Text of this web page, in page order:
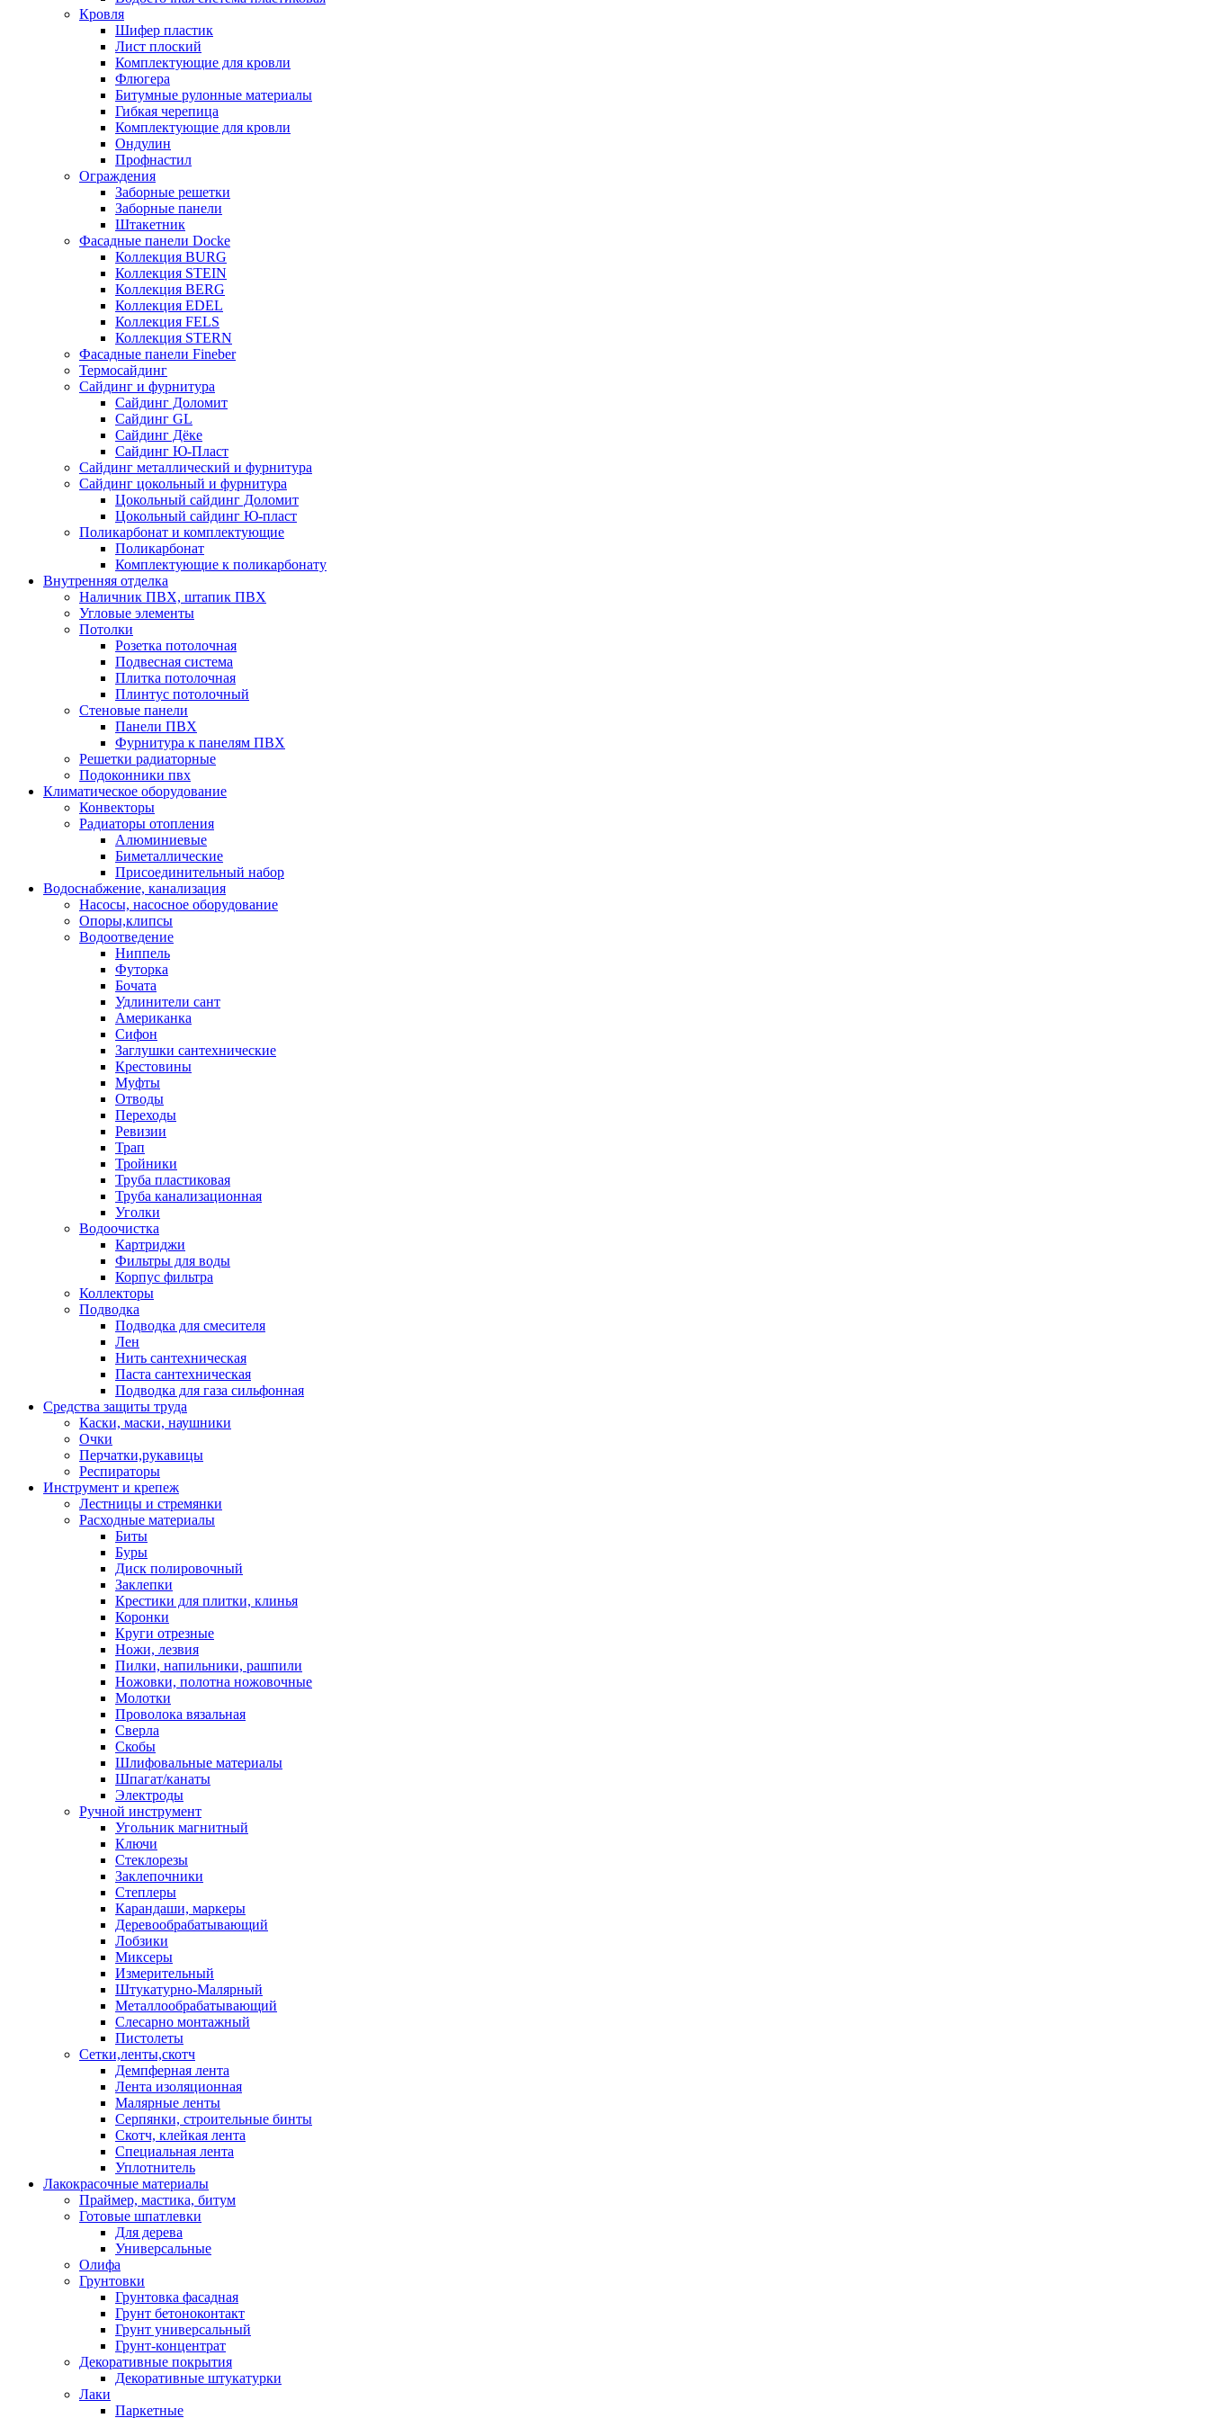
Кровля
Шифер пластик
Лист плоский
Комплектующие для кровли
Флюгера
Битумные рулонные материалы
Гибкая черепица
Комплектующие для кровли
Ондулин
Профнастил
Ограждения
Заборные решетки
Заборные панели
Штакетник
Фасадные панели Docke
Коллекция BURG
Коллекция STEIN
Коллекция BERG
Коллекция EDEL
Коллекция FELS
Коллекция STERN
Фасадные панели Fineber
Термосайдинг
Сайдинг и фурнитура
Сайдинг Доломит
Сайдинг GL
Сайдинг Дёке
Сайдинг Ю-Пласт
Сайдинг металлический и фурнитура
Сайдинг цокольный и фурнитура
Цокольный сайдинг Доломит
Цокольный сайдинг Ю-пласт
Поликарбонат и комплектующие
Поликарбонат
Комплектующие к поликарбонату
Внутренняя отделка
Наличник ПВХ, штапик ПВХ
Угловые элементы
Потолки
Розетка потолочная
Подвесная система
Плитка потолочная
Плинтус потолочный
Стеновые панели
Панели ПВХ
Фурнитура к панелям ПВХ
Решетки радиаторные
Подоконники пвх
Климатическое оборудование
Конвекторы
Радиаторы отопления
Алюминиевые
Биметаллические
Присоединительный набор
Водоснабжение, канализация
Насосы, насосное оборудование
Опоры,клипсы
Водоотведение
Ниппель
Футорка
Бочата
Удлинители сант
Американка
Сифон
Заглушки сантехнические
Крестовины
Муфты
Отводы
Переходы
Ревизии
Трап
Тройники
Труба пластиковая
Труба канализационная
Уголки
Водоочистка
Картриджи
Фильтры для воды
Корпус фильтра
Коллекторы
Подводка
Подводка для смесителя
Лен
Нить сантехническая
Паста сантехническая
Подводка для газа сильфонная
Средства защиты труда
Каски, маски, наушники
Очки
Перчатки,рукавицы
Респираторы
Инструмент и крепеж
Лестницы и стремянки
Расходные материалы
Биты
Буры
Диск полировочный
Заклепки
Крестики для плитки, клинья
Коронки
Круги отрезные
Ножи, лезвия
Пилки, напильники, рашпили
Ножовки, полотна ножовочные
Молотки
Проволока вязальная
Сверла
Скобы
Шлифовальные материалы
Шпагат/канаты
Электроды
Ручной инструмент
Угольник магнитный
Ключи
Стеклорезы
Заклепочники
Степлеры
Карандаши, маркеры
Деревообрабатывающий
Лобзики
Миксеры
Измерительный
Штукатурно-Малярный
Металлообрабатывающий
Слесарно монтажный
Пистолеты
Сетки,ленты,скотч
Демпферная лента
Лента изоляционная
Малярные ленты
Серпянки, строительные бинты
Скотч, клейкая лента
Специальная лента
Уплотнитель
Лакокрасочные материалы
Праймер, мастика, битум
Готовые шпатлевки
Для дерева
Универсальные
Олифа
Грунтовки
Грунтовка фасадная
Грунт бетоноконтакт
Грунт универсальный
Грунт-концентрат
Декоративные покрытия
Декоративные штукатурки
Лаки
Паркетные